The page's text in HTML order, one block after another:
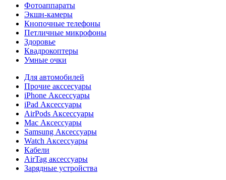
Фотоаппараты
Экшн-камеры
Кнопочные телефоны
Петличные микрофоны
Здоровье
Квадрокоптеры
Умные очки
Для автомобилей
Прочие акссесуары
iPhone Аксессуары
iPad Аксессуары
AirPods Аксессуары
Mac Аксессуары
Samsung Аксессуары
Watch Аксессуары
Кабели
AirTag аксессуары
Зарядные устройства